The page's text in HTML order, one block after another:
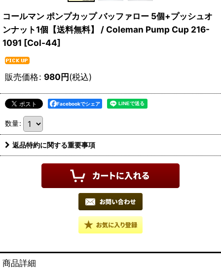
コールマン ポンプカップ バッファロー 5個+プッシュオ
ンナット1個【送料無料】 / Coleman Pump Cup 216-
1091 [Col-44]
販売価格: 980円(税込)
Facebookでシェア
数量:
返品特約に関する重要事項
商品詳細